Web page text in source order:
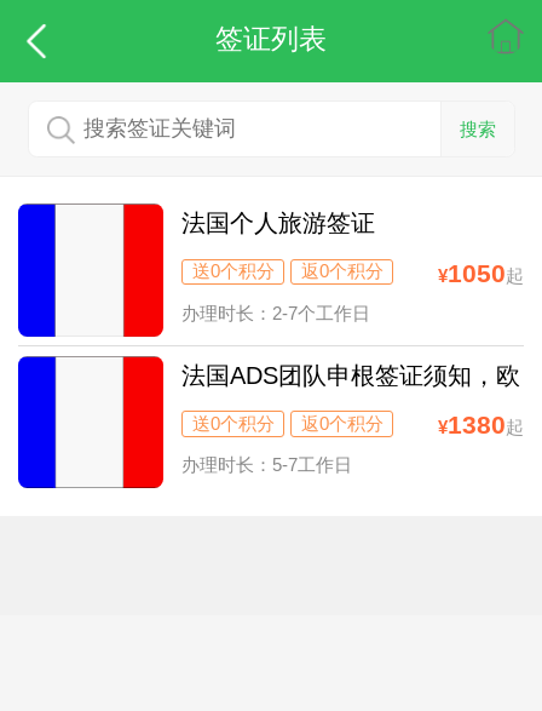
签证列表
搜索
法国个人旅游签证
送0个积分 返0个积分 ¥1050起
办理时长：2-7个工作日
法国ADS团队申根签证须知，欧
洲申根签证
送0个积分 返0个积分 ¥1380起
办理时长：5-7工作日